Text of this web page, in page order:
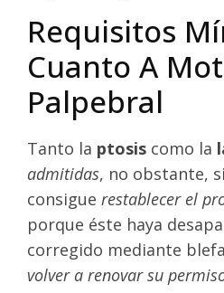
Requisitos
Cuanto A
Palpebral
Tanto la ptosiscomo la
admitidas, no obstante,
consigue restablecer el
porque éste haya
corregido mediante
volver a renovar su